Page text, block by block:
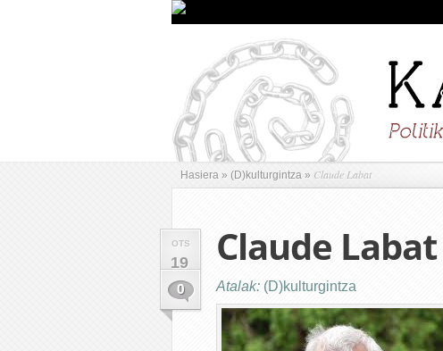
Hasiera » (D)kulturgintza » Claude Labat
OTS
19
0
Claude Labat
Atalak: (D)kulturgintza